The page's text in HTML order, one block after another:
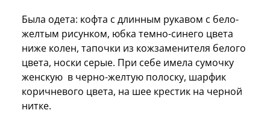
Была одета: кофта с длинным рукавом с бело-
желтым рисунком, юбка темно-синего цвета
ниже колен, тапочки из кожзаменителя белого
цвета, носки серые. При себе имела сумочку
женскую в черно-желтую полоску, шарфик
коричневого цвета, на шее крестик на черной
нитке.